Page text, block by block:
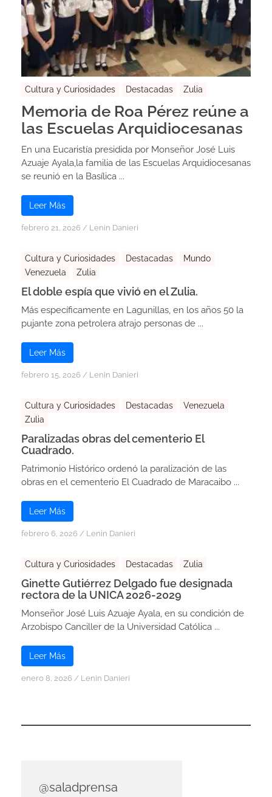
Cultura y Curiosidades Destacadas Zulia
Memoria de Roa Pérez reúne a
las Escuelas Arquidiocesanas
En una Eucaristía presidida por Monseñor José Luis
Azuaje Ayala,la familia de las Escuelas Arquidiocesanas
se reunió en la Basílica ...
Leer Más
febrero 21, 2026 / Lenin Danieri
Cultura y Curiosidades Destacadas
Mundo
Venezuela
Zulia
El doble espía que vivió en el Zulia.
Más específicamente en Lagunillas, en los años 50 la
pujante zona petrolera atrajo personas de ...
Leer Más
febrero 15, 2026 / Lenin Danieri
Cultura y Curiosidades Destacadas
Venezuela
Zulia
Paralizadas obras del cementerio El
Cuadrado.
Patrimonio Histórico ordenó la paralización de las
obras en el cementerio El Cuadrado de Maracaibo ...
Leer Más
febrero 6, 2026 / Lenin Danieri
Cultura y Curiosidades Destacadas Zulia
Ginette Gutiérrez Delgado fue designada
rectora de la UNICA 2026-2029
Monseñor José Luis Azuaje Ayala, en su condición de
Arzobispo Canciller de la Universidad Católica ...
Leer Más
enero 8, 2026 / Lenin Danieri
@saladprensa